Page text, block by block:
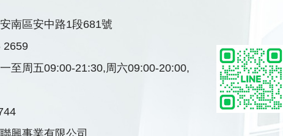
南區安中路1段681號
2659
至周五09:00-21:30,周六09:00-20:00,
興事業有限公司